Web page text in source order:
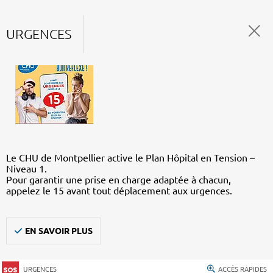
URGENCES
Le CHU de Montpellier active le Plan Hôpital en Tension –
Niveau 1.
Pour garantir une prise en charge adaptée à chacun,
appelez le 15 avant tout déplacement aux urgences.
EN SAVOIR PLUS
URGENCES ACCÈS RAPIDES